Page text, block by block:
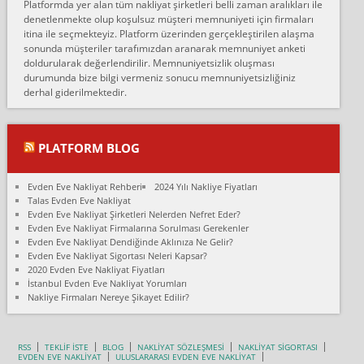
Ankara Alicanlar naklyat tel 5465524025. 2600 TL'ye ankaradan
Konya ya Alicanlar naklyat la anlaştık bu şahıs evin taşınacağı gün
fiyatın mazoto gele...
Fatih kokmese:
Diyarbakır dan eşyamı getirtmek için anlaştım sözleşme yaptım.
Son anda fiyat artırdılar.. mecburiyetten tasittim.. bu kişiler ağrılı
Ali:
olduk. Asansörlü dediler sonra uraya asansör kurulmaz dediler
fark istediler. ortada asa...
Nimet:
Ben 2021 Ağustos ilk haftası Evimi taşıdım yani İstanbul'un bir
Mahallesi'nden bir başka Mahallesi'ne yani Ümraniye bölgesinde
oturuyorum önceleri ara...
Nimet Köse:
Merhaba ben 2021 Ağustos ilk haftası evimi Ümraniye'den Çok
Platformda yer alan tüm nakliyat şirketleri belli zaman aralıkları ile
denetlenmekte olup koşulsuz müşteri memnuniyeti için firmaları
itina ile seçmekteyiz. Platform üzerinden gerçekleştirilen alaşma
sonunda müşteriler tarafımızdan aranarak memnuniyet anketi
doldurularak değerlendirilir. Memnuniyetsizlik oluşması
durumunda bize bilgi vermeniz sonucu memnuniyetsizliğiniz
derhal giderilmektedir.
PLATFORM BLOG
Evden Eve Nakliyat Rehberi
2024 Yılı Nakliye Fiyatları
Talas Evden Eve Nakliyat
Evden Eve Nakliyat Şirketleri Nelerden Nefret Eder?
Evden Eve Nakliyat Firmalarına Sorulması Gerekenler
Evden Eve Nakliyat Dendiğinde Aklınıza Ne Gelir?
Evden Eve Nakliyat Sigortası Neleri Kapsar?
2020 Evden Eve Nakliyat Fiyatları
İstanbul Evden Eve Nakliyat Yorumları
Nakliye Firmaları Nereye Şikayet Edilir?
RSS TEKLİF İSTE BLOG NAKLİYAT SÖZLEŞMESİ
NAKLİYAT SİGORTASI
EVDEN EVE NAKLİYAT
ULUSLARARASI EVDEN EVE NAKLİYAT